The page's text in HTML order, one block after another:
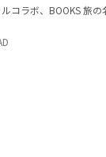
ラボ、BOOKS 旅